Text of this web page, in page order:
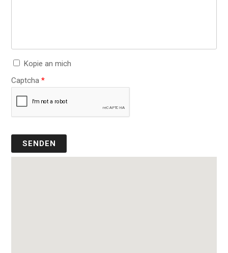
Kopie an mich
Captcha*
SENDEN